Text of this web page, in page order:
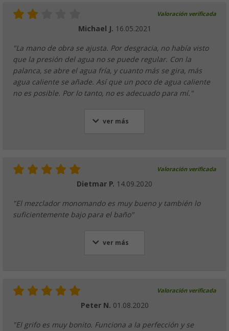
Valoración verificada
Michael J. 16.05.2021
"La mano de obra se ajusta. Por desgracia, no había visto
que la presión del agua no se puede regular. Con la
palanca, se abre el agua fría, y cuanto más se gira, más
agua caliente se añade. Así que un poco de agua caliente
no es posible. Por lo tanto, no es adecuado para mí."
ver más
Valoración verificada
Dietmar P. 14.09.2020
"El mezclador monomando es muy bueno y también lo
suficientemente bajo para el baño"
ver más
Valoración verificada
Peter N. 01.08.2020
"El grifo es muy bonito. Funciona a la perfección y se